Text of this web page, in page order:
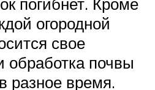
огородной
свое
обработка почвы
разное время.